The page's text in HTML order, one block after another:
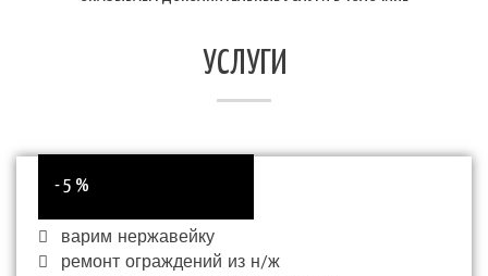
УСЛУГИ
- 5 %
варим нержавейку
ремонт ограждений из н/ж